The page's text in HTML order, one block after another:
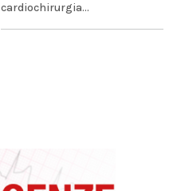
cardiochirurgia...